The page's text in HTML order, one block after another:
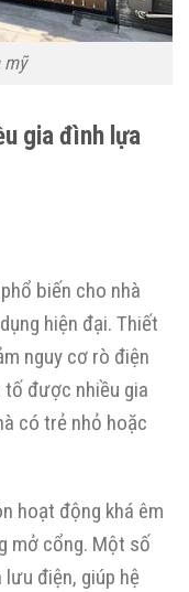
mỹ
gia đình lựa
biến cho nhà
hiện đại. Thiết
nguy cơ rò điện
tố được nhiều gia
có trẻ nhỏ hoặc
hoạt động khá êm
mở cổng. Một số
điện, giúp hệ